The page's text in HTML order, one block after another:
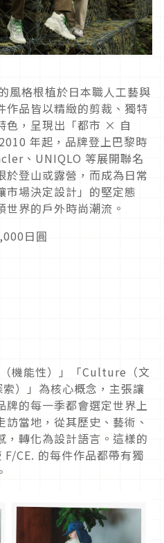
格根植於日本職人工藝與
作品皆以精緻的剪裁、獨特
色，呈現出「都市 × 自
年起，品牌登上巴黎時
、UNIQLO 等展開聯名
於登山或露營，而成為日常
市場決定設計」的堅定態
界的戶外時尚潮流。
日圓
機能性）」「Culture（文
）」為核心概念，主張讓
牌的每一季都會選定世界上
當地，從其歷史、藝術、
，轉化為設計語言。這樣的
CE. 的每件作品都帶有獨